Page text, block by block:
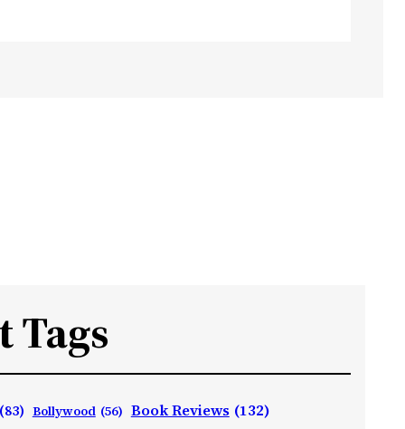
Tags
Bollywood (56) Book Reviews (132)